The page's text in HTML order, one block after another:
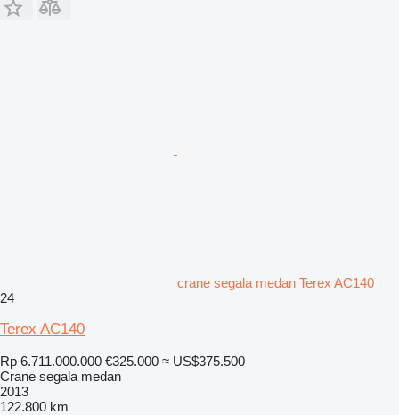
crane segala medan Terex AC140
24
Terex AC140
Rp 6.711.000.000 €325.000 ≈ US$375.500
Crane segala medan
2013
122.800 km